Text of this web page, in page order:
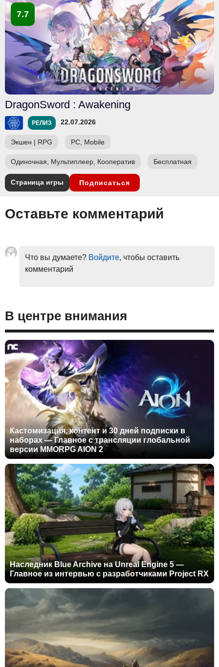
7.7
DragonSword : Awakening
РЕЛИЗ 22.07.2026
Экшен | RPG PC, Mobile
Одиночная, Мультиплеер, Кооператив Бесплатная
Страница игры Подписаться
Оставьте комментарий
Что вы думаете? Войдите, чтобы оставить
комментарий
В центре внимания
Кастомизация, контент и 30 дней подписки в
наборах — Главное с трансляции глобальной
версии MMORPG AION 2
Наследник Blue Archive на Unreal Engine 5 —
Главное из интервью с разработчиками Project RX